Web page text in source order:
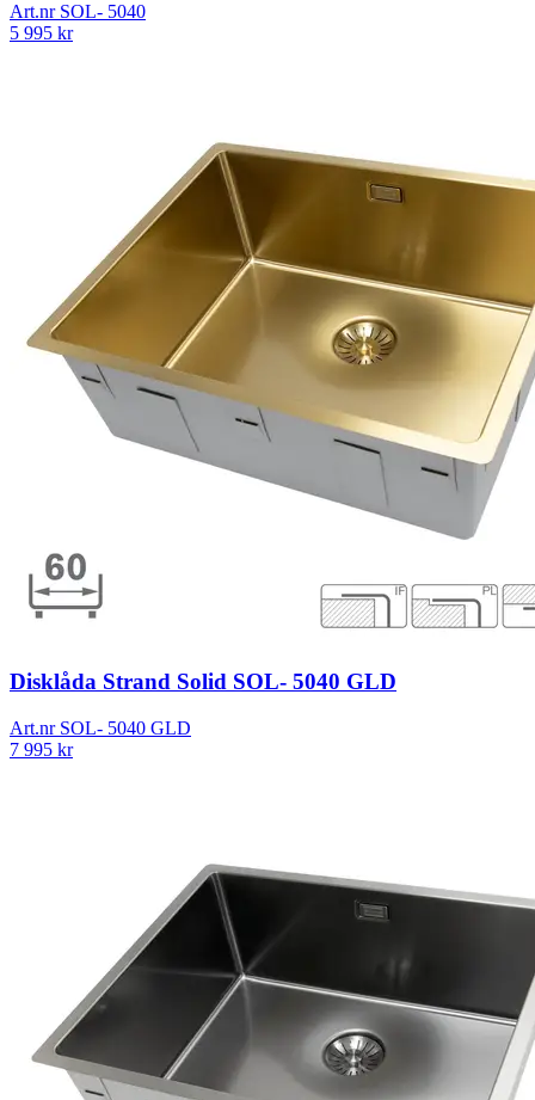
Art.nr SOL- 5040
5 995 kr
Disklåda Strand Solid SOL- 5040 GLD
Art.nr SOL- 5040 GLD
7 995 kr